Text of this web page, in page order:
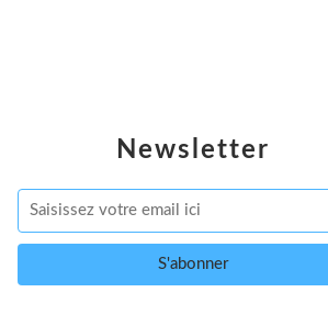
Newsletter